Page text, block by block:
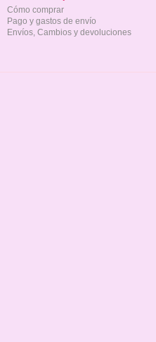
Cómo comprar
Pago y gastos de envío
Envíos, Cambios y devoluciones